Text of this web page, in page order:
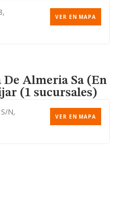
VER EN MAPA
Almeria Sa (en
(1 sucursales)
S/n,
VER EN MAPA